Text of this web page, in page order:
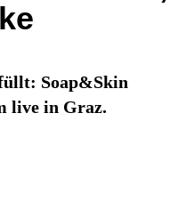
Soap&Skin
live in Graz.